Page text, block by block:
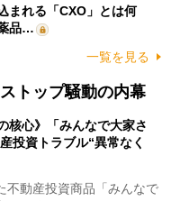
まれる「CXO」とは何
品…
一覧を見る
トップ騒動の内幕
核心》「みんなで大家さ
投資トラブル“異常なく
動産投資商品「みんなで